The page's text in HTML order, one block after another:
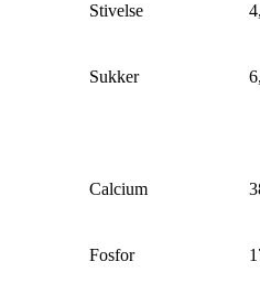
Stivelse
Sukker
Calcium
Fosfor